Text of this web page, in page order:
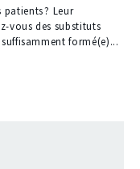
? Leur
vous des substituts
formé(e)...